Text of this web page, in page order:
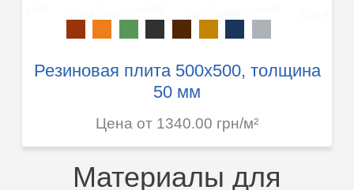
Резиновая плита 500х500, толщина
50 мм
Цена от 1340.00 грн/м²
Материалы для